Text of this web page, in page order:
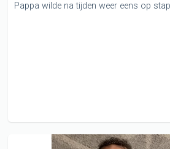
Pappa wilde na tijden weer eens op